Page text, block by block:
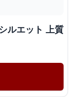
ルエット 上質